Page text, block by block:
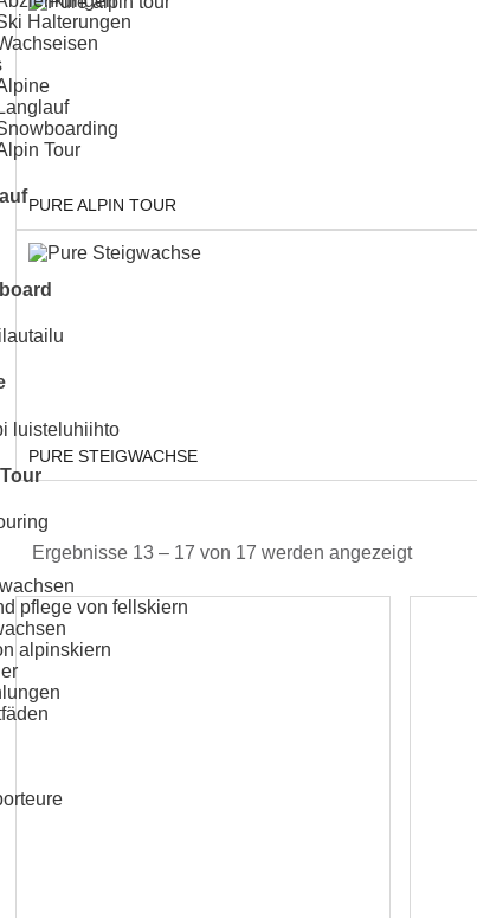
Halterungen
Langlauf
Tour
pflege von fellskiern
alpinskiern
PURE ALPIN TOUR
PURE STEIGWACHSE
Ergebnisse 13 – 17 von 17 werden angezeigt